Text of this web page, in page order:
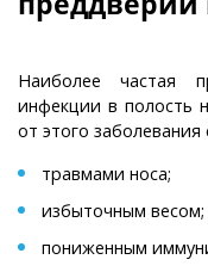
Наиболее частая
инфекции в полость
от этого
травмами носа;
избыточным весом;
пониженным